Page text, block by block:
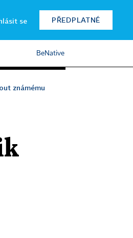
se PŘEDPLATNÉ
BeNative
známému